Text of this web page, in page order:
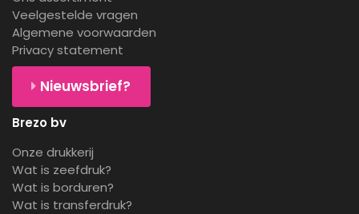
Veelgestelde vragen
Algemene voorwaarden
Privacy statement
Nieuwsbrief?
Brezo bv
Onze drukkerij
Wat is zeefdruk?
Wat is borduren?
Wat is transferdruk?